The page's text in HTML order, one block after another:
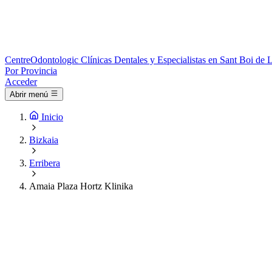
CentreOdontologic Clínicas Dentales y Especialistas en Sant Boi de
Por Provincia
Acceder
Abrir menú
Inicio
Bizkaia
Erribera
Amaia Plaza Hortz Klinika